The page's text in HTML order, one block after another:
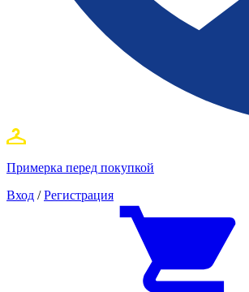
Примерка перед покупкой
Вход / Регистрация